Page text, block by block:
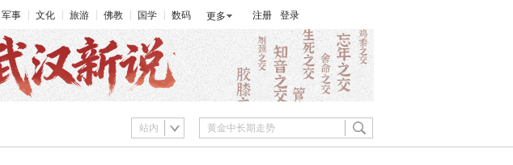
军事 文化 旅游 佛教 国学 数码 更多 注册 登录
站内